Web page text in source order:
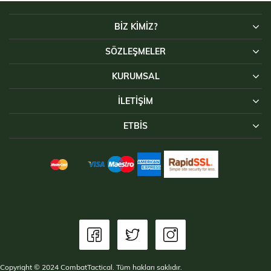
BİZ KİMİZ?
SÖZLEŞMELER
KURUMSAL
İLETIŞIM
ETBİS
Copyright © 2024 CombatTactical. Tüm hakları saklıdır.